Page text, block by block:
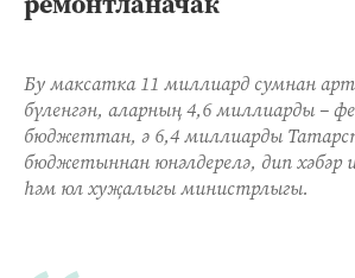
Бу максатка 11 миллиард сумнан
бүленгән, аларның 4,6 миллиарды –
бюджеттан, ә 6,4 миллиарды
бюджетыннан юнәлдерелә, дип хәбәр
һәм юл хуҗалыгы министрлыгы.